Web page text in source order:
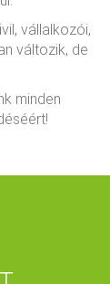
vállalkozói,
változik, de
minden